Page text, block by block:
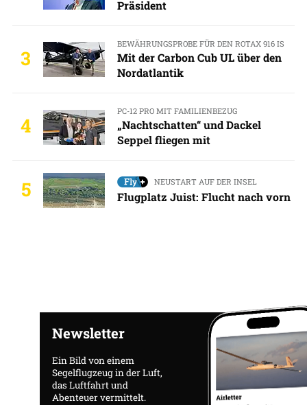
Präsident
3
BEWÄHRUNGSPROBE FÜR DEN ROTAX 916 IS
Mit der Carbon Cub UL über den
Nordatlantik
4
PC-12 PRO MIT FAMILIENBEZUG
„Nachtschatten“ und Dackel
Seppel fliegen mit
5 NEUSTART AUF DER INSEL
Flugplatz Juist: Flucht nach vorn
Newsletter
Ein Bild von einem
Segelflugzeug in der Luft,
das Luftfahrt und
Abenteuer vermittelt.